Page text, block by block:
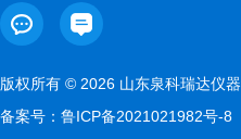
版权所有 © 2026 山东泉科瑞达仪
备案号： 鲁ICP备2021021982号-8